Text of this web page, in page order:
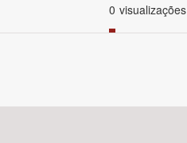
0 visualizações